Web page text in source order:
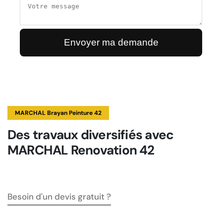
MARCHAL Brayan Peinture 42
Des travaux diversifiés avec
MARCHAL Renovation 42
Besoin d'un devis gratuit ?